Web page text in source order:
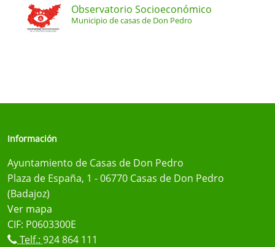
Observatorio Socioeconómico
Municipio de casas de Don Pedro
Información
Ayuntamiento de Casas de Don Pedro
Plaza de España, 1 - 06770 Casas de Don Pedro
(Badajoz)
Ver mapa
CIF: P0603300E
Telf.: 924 864 111